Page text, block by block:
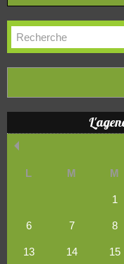
L M M
1
6 7 8
13 14 15